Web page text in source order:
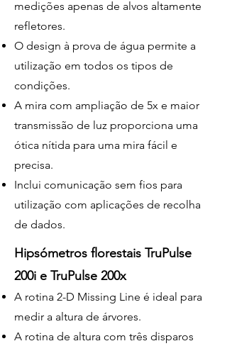
medições apenas de alvos altamente
refletores.
O design à prova de água permite a
utilização em todos os tipos de
condições.
A mira com ampliação de 5x e maior
transmissão de luz proporciona uma
ótica nítida para uma mira fácil e
precisa.
Inclui comunicação sem fios para
utilização com aplicações de recolha
de dados.
Hipsómetros florestais TruPulse
200i e TruPulse 200x
A rotina 2-D Missing Line é ideal para
medir a altura de árvores.
A rotina de altura com três disparos